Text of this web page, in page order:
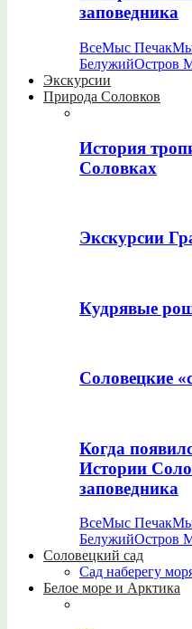
заповедника
ВсеМыс Печак
БелужийОстров
Экскурсии
Природа Соловков
История
Соловках
Экскурсии
Кудрявые
Соловецкие
Когда
Истории
заповедника
ВсеМыс Печак
БелужийОстров
Соловецкий сад
Сад наберегу
Белое море и Арктика